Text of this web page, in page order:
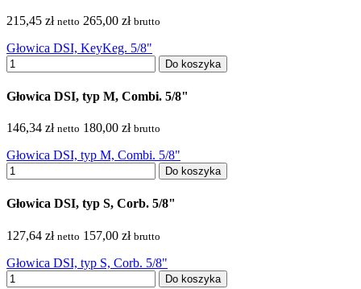
215,45 zł netto 265,00 zł brutto
Głowica DSI, KeyKeg. 5/8"
Do koszyka
Głowica DSI, typ M, Combi. 5/8"
146,34 zł netto 180,00 zł brutto
Głowica DSI, typ M, Combi. 5/8"
Do koszyka
Głowica DSI, typ S, Corb. 5/8"
127,64 zł netto 157,00 zł brutto
Głowica DSI, typ S, Corb. 5/8"
Do koszyka